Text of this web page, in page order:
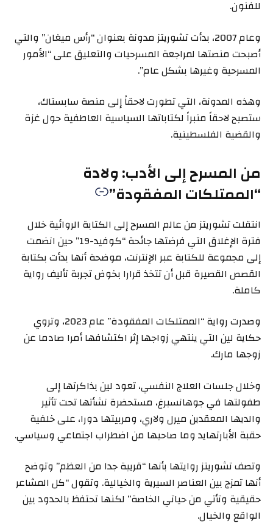
للفنون.
وعام 2007، بدأت تشوريتز مدونة بعنوان “رأس ميغان” والتي
أصبحت منصتها لمراجعة المسرحيات والتعليق على “الأمور
المسرحية وغيرها بشكل عام”.
وهذه المدونة، التي تطورت لاحقاً إلى منصة سابستاك،
ستصبح لاحقاً منبراً لكتاباتها السياسية العاطفية حول غزة
والقضية الفلسطينية.
من المسرح إلى الأدب: ولادة
“الممتلكات المفقودة”
انتقلت تشوريتز من عالم المسرح إلى الكتابة الروائية خلال
فترة الإغلاق التي فرضتها جائحة “كوفيد-19” حين انضمت
إلى مجموعة للكتابة عبر الإنترنت، موضحة أنها بدأت بكتابة
القصص القصيرة قبل أن تتخذ قرارا بخوض تجربة تأليف رواية
كاملة.
وصدرت رواية “الممتلكات المفقودة” عام 2023، وتروي
حكاية لين التي ينتهي زواجها إثر اكتشافها أمرا صادما عن
زوجها مارك.
وخلال جلسات العلاج النفسي، تعود لين بذاكرتها إلى
طفولتها في جوهانسبرغ، مستحضرة نشأتها تحت تأثير
والديها المعقدين ميرل ولاري، ومربيتها دورا، على خلفية
حقبة الأبارتهايد وما صاحبها من اضطراب اجتماعي وسياسي.
وتصف تشوريتز روايتها بأنها “قريبة جدا من العظم” وتوضح
أنها تمزج بين العناصر السيرية والخيالية. وتقول “كل المشاعر
حقيقية وتأتي من حياتي الخاصة” لكنها تحتفظ بالحدود بين
الواقع والخيال.